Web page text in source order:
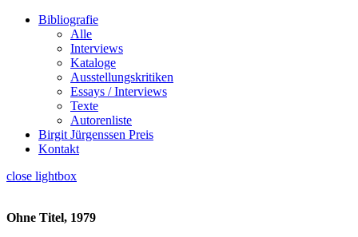
Bibliografie
Alle
Interviews
Kataloge
Ausstellungskritiken
Essays / Interviews
Texte
Autorenliste
Birgit Jürgenssen Preis
Kontakt
close lightbox
Ohne Titel, 1979